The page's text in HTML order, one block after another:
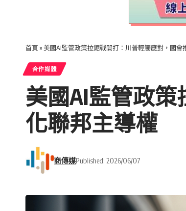
首頁 »美國AI監管政策拉鋸戰開打：川普輕觸應對，國會
合作媒體
美國AI監管政
化聯邦主導權
商傳媒Published: 2026/06/07